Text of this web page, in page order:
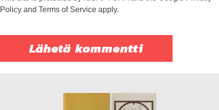
Policy and Terms of Service apply.